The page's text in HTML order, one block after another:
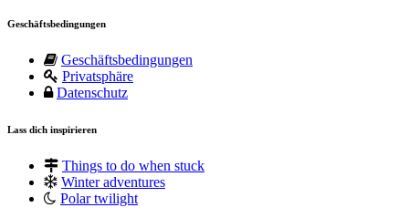
Geschäftsbedingungen
Geschäftsbedingungen
Privatsphäre
Datenschutz
Lass dich inspirieren
Things to do when stuck
Winter adventures
Polar twilight